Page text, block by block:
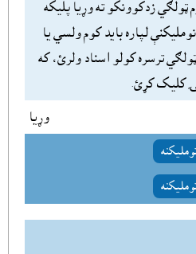
زدکوونکو ته وړيا پليکه
لپاره بايد کوم ولسي يا
ترسره کولو اسناد ولرئ، که
کليک کړئ.
وړيا
نومليکنه
نومليکنه